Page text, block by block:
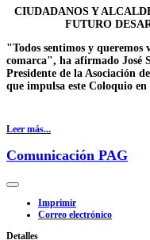
CIUDADANOS Y
FUTURO
"Todos sentimos y
comarca", ha afirmado José
Presidente de la Asociación
que impulsa este Coloquio
Leer más...
Comunicación PAG
Imprimir
Correo electrónico
Detalles